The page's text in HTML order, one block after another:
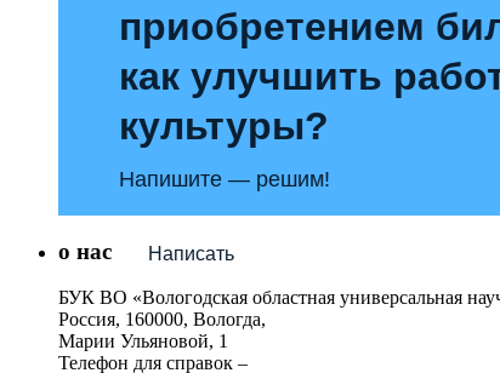
приобретением
как улучшить
культуры?
Напишите — решим!
Написать
о нас
БУК ВО «Вологодская областная универсальная
Россия, 160000, Вологда,
Марии Ульяновой, 1
Телефон для справок –